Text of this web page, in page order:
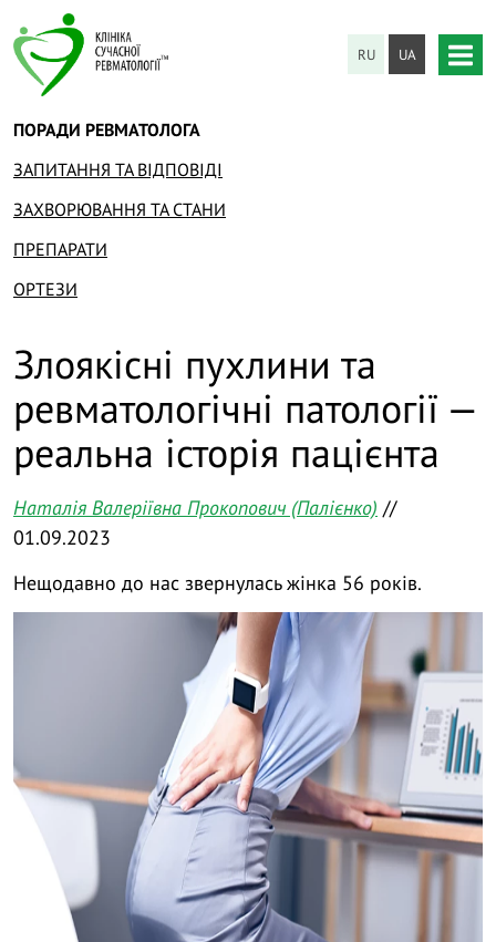
RU UA
ПОРАДИ РЕВМАТОЛОГА
ЗАПИТАННЯ ТА ВІДПОВІДІ
ЗАХВОРЮВАННЯ ТА СТАНИ
ПРЕПАРАТИ
ОРТЕЗИ
Злоякісні пухлини та
ревматологічні патології —
реальна історія пацієнта
Наталія Валеріївна Прокопович (Палієнко) //
01.09.2023
Нещодавно до нас звернулась жінка 56 років.